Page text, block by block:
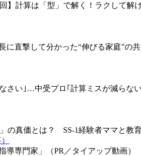
】計算は「型」で解く！ラクして解
直撃して分かった“伸びる家庭”の共
さい｣…中受プロ｢計算ミスが減らな
の真価とは？ SS-1経験者ママと教育
導専門家」（PR／タイアップ動画）